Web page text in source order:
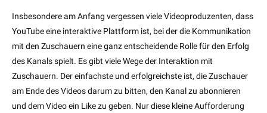
Insbesondere am Anfang vergessen viele Videoproduzenten, dass
YouTube eine interaktive Plattform ist, bei der die Kommunikation
mit den Zuschauern eine ganz entscheidende Rolle für den Erfolg
des Kanals spielt. Es gibt viele Wege der Interaktion mit
Zuschauern. Der einfachste und erfolgreichste ist, die Zuschauer
am Ende des Videos darum zu bitten, den Kanal zu abonnieren
und dem Video ein Like zu geben. Nur diese kleine Aufforderung